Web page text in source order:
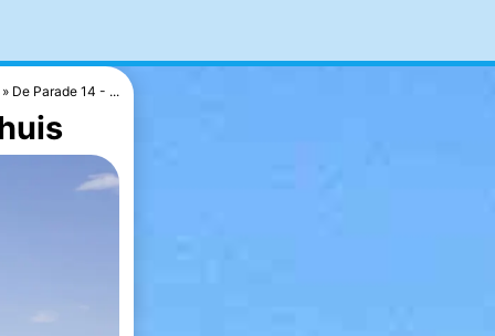
De Parade 14 - ...